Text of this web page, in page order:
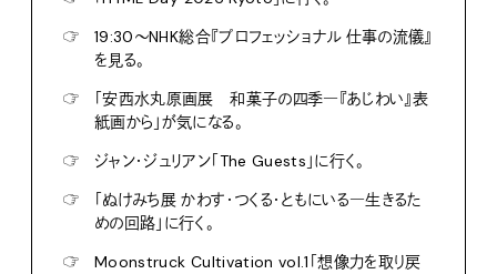
☞
19:30〜NHK総合『プロフェッショナル 仕事の流儀』
を見る。
☞
「安西水丸原画展 和菓子の四季―『あじわい』表
紙画から」が気になる。
☞
ジャン・ジュリアン「The Guests」に行く。
☞
「ぬけみち展 かわす・つくる・ともにいる―生きるた
めの回路」に行く。
☞
Moonstruck Cultivation vol.1「想像力を取り戻